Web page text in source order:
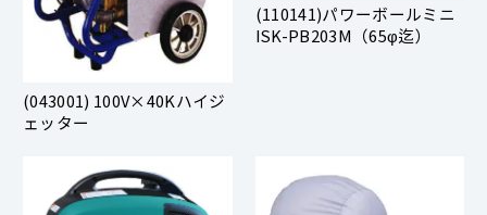
(043001) 100V×40Kハイジ
ェッター
(110141)パワーボールミニ
ISK-PB203M（65φ迄）